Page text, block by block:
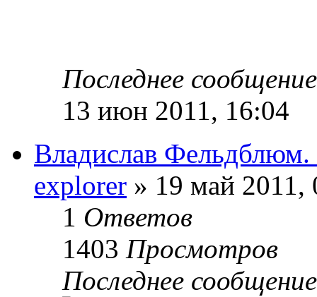
Последнее
13 июн 2011, 16:04
Владислав
explorer » 19 май 2011,
1 Ответов
1403 Просмотров
Последнее